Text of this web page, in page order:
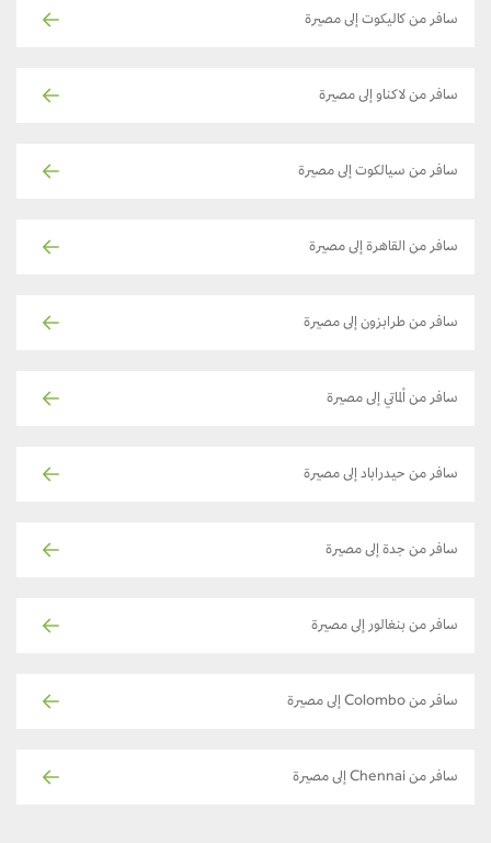
سافر من كاليكوت إلى مصيرة
سافر من لاكناو إلى مصيرة
سافر من سيالكوت إلى مصيرة
سافر من القاهرة إلى مصيرة
سافر من طرابزون إلى مصيرة
سافر من ألماتي إلى مصيرة
سافر من حيدراباد إلى مصيرة
سافر من جدة إلى مصيرة
سافر من بنغالور إلى مصيرة
سافر من Colombo إلى مصيرة
سافر من Chennai إلى مصيرة